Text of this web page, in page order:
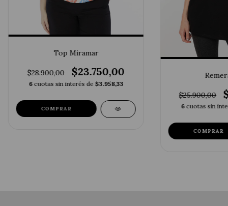
Top Miramar
$28.900,00 $23.750,00
6 cuotas sin interés de $3.958,33
COMPRAR
$25.900,00
6 cuotas sin
COMPRAR